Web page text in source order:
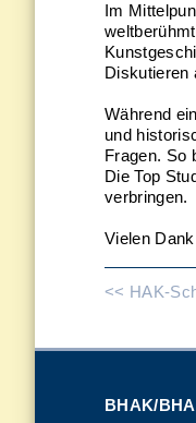
Im
Diskutieren
Während
und
Fragen. So
Die Top
verbringen.
Vielen
<< HAK-
BHAK/